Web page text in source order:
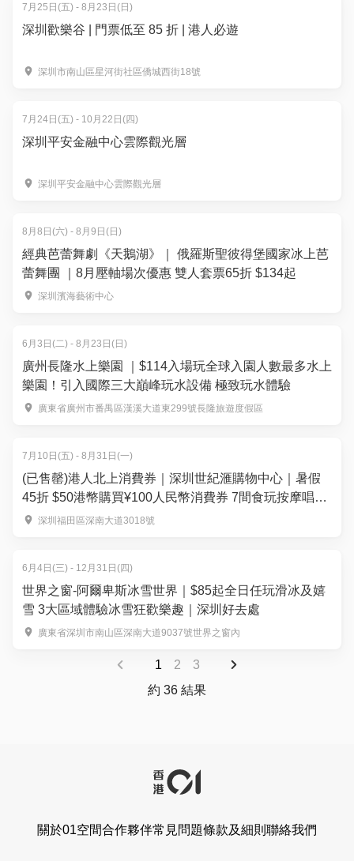
7月25日(五) - 8月23日(日)
深圳歡樂谷 | 門票低至 85 折 | 港人必遊
深圳市南山區星河街社區僑城西街18號
7月24日(五) - 10月22日(四)
深圳平安金融中心雲際觀光層
深圳平安金融中心雲際觀光層
8月8日(六) - 8月9日(日)
經典芭蕾舞劇《天鵝湖》｜ 俄羅斯聖彼得堡國家冰上芭
蕾舞團 ｜8月壓軸場次優惠 雙人套票65折 $134起
深圳濱海藝術中心
6月3日(二) - 8月23日(日)
廣州長隆水上樂園 ｜$114入場玩全球入園人數最多水上
樂園！引入國際三大巔峰玩水設備 極致玩水體驗
廣東省廣州市番禺區漢溪大道東299號長隆旅遊度假區
7月10日(五) - 8月31日(一)
(已售罄)港人北上消費券｜深圳世紀滙購物中心｜暑假
45折 $50港幣購買¥100人民幣消費券 7間食玩按摩唱K
熱門店 週末可用｜暑假北上好去處
深圳福田區深南大道3018號
6月4日(三) - 12月31日(四)
世界之窗-阿爾卑斯冰雪世界｜$85起全日任玩滑冰及嬉
雪 3大區域體驗冰雪狂歡樂趣｜深圳好去處
廣東省深圳市南山區深南大道9037號世界之窗內
1 2
3
約 36 結果
關於01空間合作夥伴常見問題條款及細則 聯絡我們